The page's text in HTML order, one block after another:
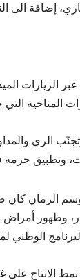
إضافة
المناخية
الري
وتطبيق حزمة
مساحة 6 هكتارات
الأمطار،
الانتاج على